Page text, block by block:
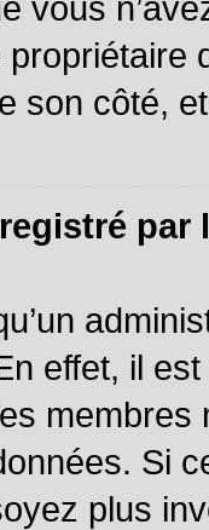
propriétaire
son côté,
par
effet, il
Si
plus